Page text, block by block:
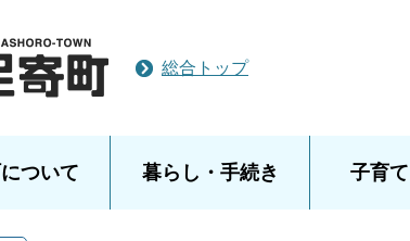
総合トップ
ついて 暮らし・手続き 子育